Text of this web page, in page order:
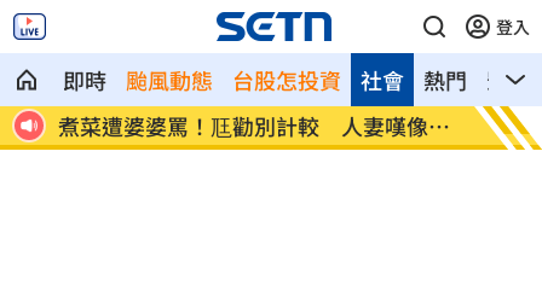
登入
即時 颱風動態 台股怎投資 熱門 影音
社會
台
新／白海豚近北部海面！氣象署發豪雨特
報
南電